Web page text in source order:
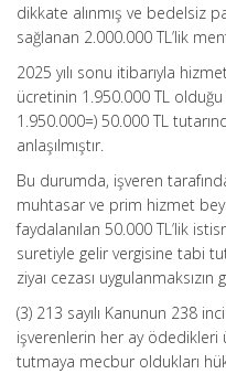
dikkate alınmış ve bedelsiz
sağlanan 2.000.000 TL’lik
2025 yılı sonu itibarıyla
ücretinin 1.950.000 TL
1.950.000=) 50.000 TL
anlaşılmıştır.
Bu durumda, işveren
muhtasar ve prim hizmet
faydalanılan 50.000 TL’lik
suretiyle gelir vergisine tabi
ziyaı cezası
(3) 213 sayılı Kanunun 238
işverenlerin her ay
tutmaya mecbur oldukları